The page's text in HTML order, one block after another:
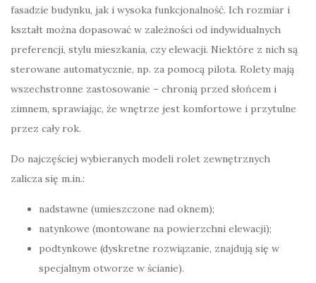
fasadzie budynku, jak i wysoka funkcjonalność. Ich rozmiar i
kształt można dopasować w zależności od indywidualnych
preferencji, stylu mieszkania, czy elewacji. Niektóre z nich są
sterowane automatycznie, np. za pomocą pilota. Rolety mają
wszechstronne zastosowanie – chronią przed słońcem i
zimnem, sprawiając, że wnętrze jest komfortowe i przytulne
przez cały rok.
Do najczęściej wybieranych modeli rolet zewnętrznych
zalicza się m.in.:
nadstawne (umieszczone nad oknem);
natynkowe (montowane na powierzchni elewacji);
podtynkowe (dyskretne rozwiązanie, znajdują się w
specjalnym otworze w ścianie).